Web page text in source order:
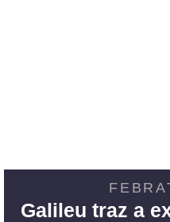
Galileu traz a